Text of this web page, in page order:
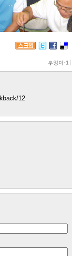
부엉이-1
12